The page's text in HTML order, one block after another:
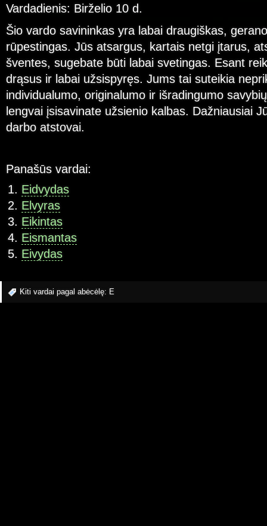
Vardadienis: Birželio 10 d.
Šio vardo savininkas yra labai draugiškas,
rūpestingas. Jūs atsargus, kartais netgi įtarus,
šventes, sugebate būti labai svetingas. Esant
drąsus ir labai užsispyręs. Jums tai suteikia
individualumo, originalumo ir išradingumo
lengvai įsisavinate užsienio kalbas. Dažniausiai
darbo atstovai.
Panašūs vardai:
Eidvydas
Elvyras
Eikintas
Eismantas
Eivydas
Kiti vardai pagal abėcėlę: E